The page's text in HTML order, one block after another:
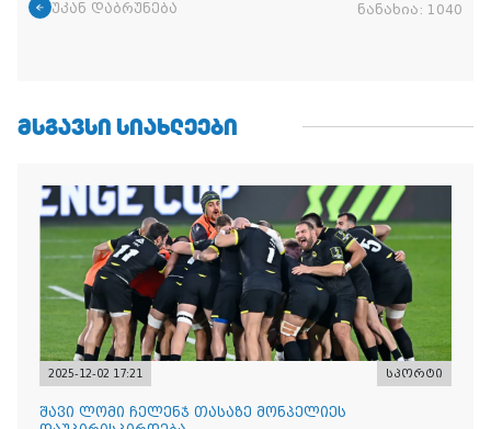
უკან დაბრუნება ნანახია: 1040
ᲛᲡᲒᲐᲕᲡᲘ ᲡᲘᲐᲮᲚᲔᲔᲑᲘ
2025-12-02 17:21 სპორტი
შავი ლომი ჩელენჯ თასაზე მონპელიეს